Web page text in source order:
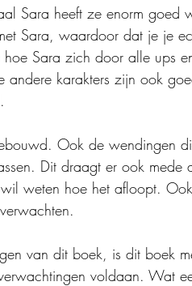
Sara heeft ze enorm goed
Sara, waardoor dat je je
Sara zich door alle ups
karakters zijn ook
Ook de wendingen
Dit draagt er ook
weten hoe het afloopt.
van dit boek, is dit boek
voldaan. Wat